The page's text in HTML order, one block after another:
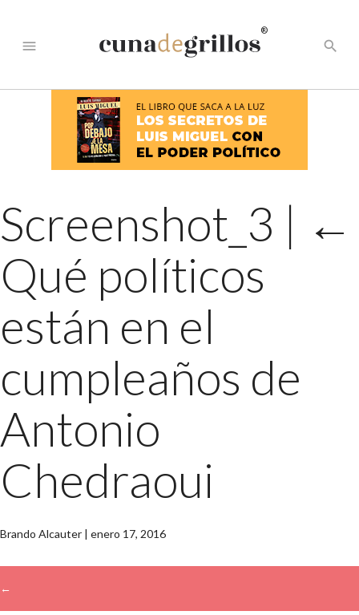
menu
®
search
Screenshot_3 | ←
Qué políticos
están en el
cumpleaños de
Antonio
Chedraoui
Brando Alcauter | enero 17, 2016
←